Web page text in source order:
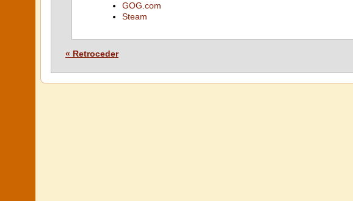
GOG.com
Steam
« Retroceder